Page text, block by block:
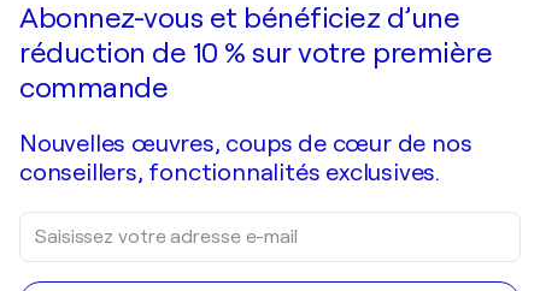
Abonnez-vous et bénéficiez d’une
réduction de 10 % sur votre première
commande
Nouvelles œuvres, coups de cœur de nos
conseillers, fonctionnalités exclusives.